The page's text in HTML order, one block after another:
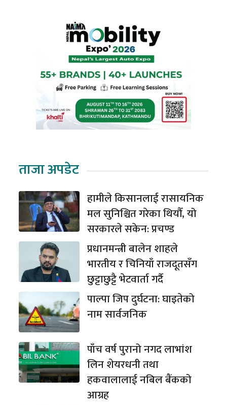
ताजा अपडेट
हामीले किसानलाई रासायनिक
मल सुनिश्चित गरेका थियौँ, यो
सरकारले सकेन: प्रचण्ड
प्रधानमन्त्री बालेन शाहले
भारतीय र चिनियाँ राजदूतसँग
छुट्टाछुट्टै भेटवार्ता गर्दै
पाल्पा जिप दुर्घटना: घाइतेको
नाम सार्वजनिक
पाँच वर्ष पुरानो नगद लाभांश
लिन शेयरधनी तथा
हकवालालाई नबिल बैंकको
आग्रह